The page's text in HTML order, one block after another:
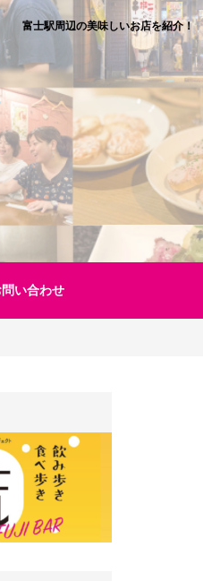
富士駅周辺の美味しいお店を紹介！
問い合わせ